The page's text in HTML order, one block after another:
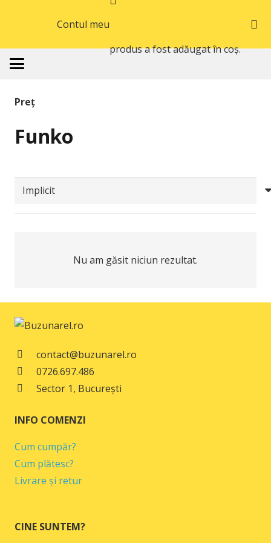
Contul meu
produsa fost adăugat în coș.
Preț
Funko
Nu am găsit niciun rezultat.
contact@buzunarel.ro
0726.697.486
Sector 1, București
INFO COMENZI
Cum cumpăr?
Cum plătesc?
Livrare și retur
CINE SUNTEM?